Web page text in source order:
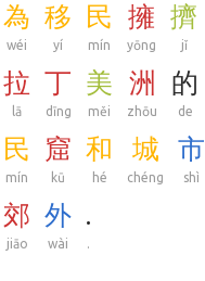
為
wéi
移
yí
民
mín
擁
yōng
擠
jǐ
拉
lā
丁
dīng
美
měi
洲
zhōu
的
de
民
mín
窟
kū
和
hé
城
chéng
市
shì
郊
jiāo
外
wài
.
.